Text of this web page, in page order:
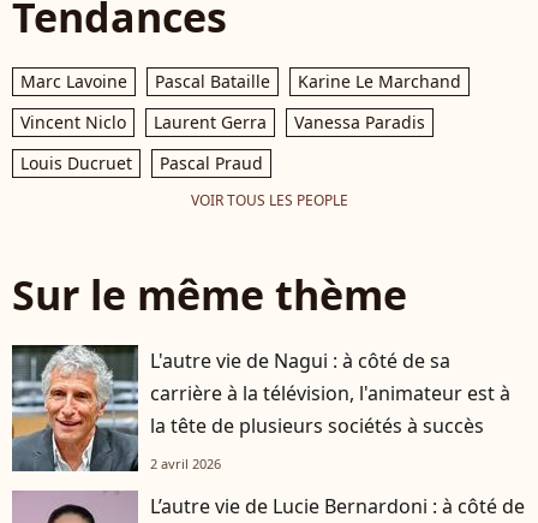
Tendances
Marc Lavoine Pascal Bataille
Karine Le Marchand
Vincent Niclo
Laurent Gerra
Vanessa Paradis
Louis Ducruet
Pascal Praud
VOIR TOUS LES PEOPLE
Sur le même thème
L'autre vie de Nagui : à côté de sa
carrière à la télévision, l'animateur est à
la tête de plusieurs sociétés à succès
2 avril 2026
L’autre vie de Lucie Bernardoni : à côté de